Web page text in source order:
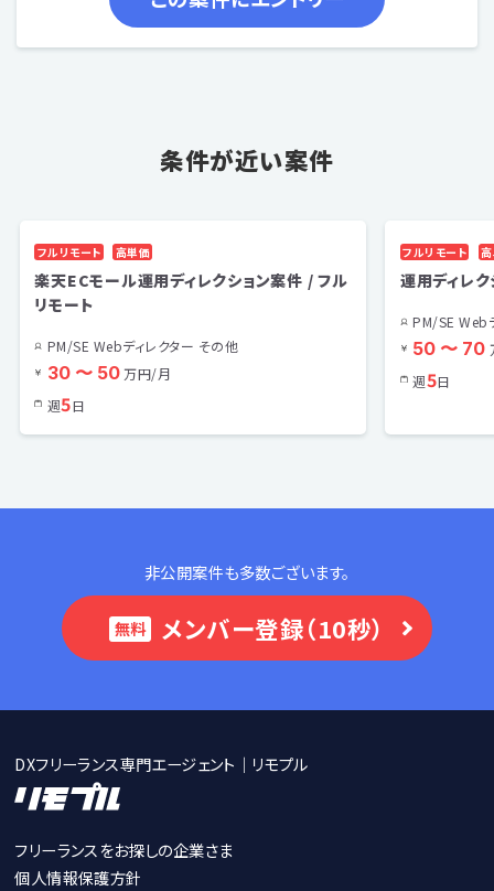
条件が近い案件
フルリモート 高単価
楽天ECモール運用ディレクション案件 / フル
リモート
PM/SE Webディレクター その他
30 〜 50万円/月
週5日
フルリモート
運用ディレ
PM/SE Web
50 〜 70
週5日
非公開案件も多数ございます。
無料 メンバー登録（10秒）
DXフリーランス専門エージェント｜リモプル
フリーランスをお探しの企業さま
個人情報保護方針